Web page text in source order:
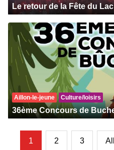
Le retour de la Fête du Lac
Aillon-le-jeune Culture/loisirs
36ème Concours de
1 2 3